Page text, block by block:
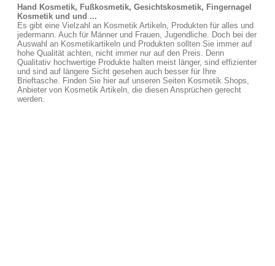
Hand Kosmetik, Fußkosmetik, Gesichtskosmetik, Fingernagel
Kosmetik und und ...
Es gibt eine Vielzahl an Kosmetik Artikeln, Produkten für alles und
jedermann. Auch für Männer und Frauen, Jugendliche. Doch bei der
Auswahl an Kosmetikartikeln und Produkten sollten Sie immer auf
hohe Qualität achten, nicht immer nur auf den Preis. Denn
Qualitativ hochwertige Produkte halten meist länger, sind effizienter
und sind auf längere Sicht gesehen auch besser für Ihre
Brieftasche. Finden Sie hier auf unseren Seiten Kosmetik Shops,
Anbieter von Kosmetik Artikeln, die diesen Ansprüchen gerecht
werden.